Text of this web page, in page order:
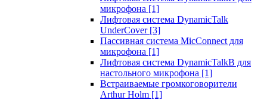
микрофона [1]
Лифтовая система DynamicTalk
UnderCover [3]
Пассивная система MicConnect для
микрофона [1]
Лифтовая система DynamicTalkB для
настольного микрофона [1]
Встраиваемые громкоговорители
Arthur Holm [1]